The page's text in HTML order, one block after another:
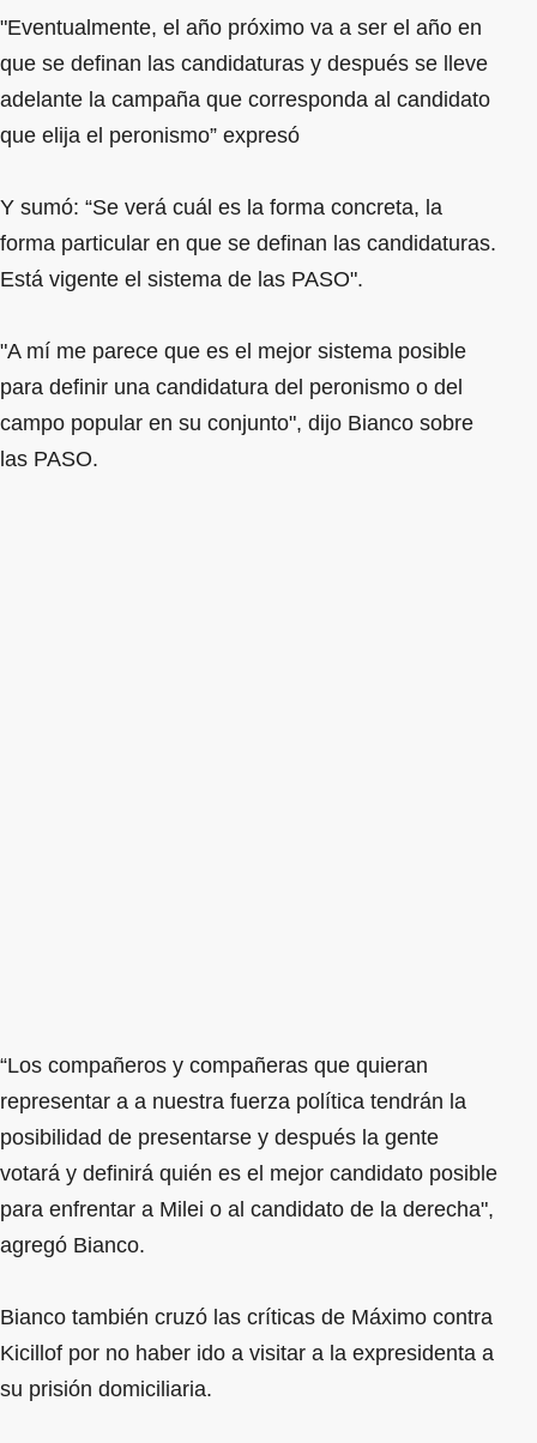
"Eventualmente, el año próximo va a ser el año en
que se definan las candidaturas y después se lleve
adelante la campaña que corresponda al candidato
que elija el peronismo” expresó
Y sumó: “Se verá cuál es la forma concreta, la
forma particular en que se definan las candidaturas.
Está vigente el sistema de las PASO".
"A mí me parece que es el mejor sistema posible
para definir una candidatura del peronismo o del
campo popular en su conjunto", dijo Bianco sobre
las PASO.
“Los compañeros y compañeras que quieran
representar a a nuestra fuerza política tendrán la
posibilidad de presentarse y después la gente
votará y definirá quién es el mejor candidato posible
para enfrentar a Milei o al candidato de la derecha",
agregó Bianco.
Bianco también cruzó las críticas de Máximo contra
Kicillof por no haber ido a visitar a la expresidenta a
su prisión domiciliaria.